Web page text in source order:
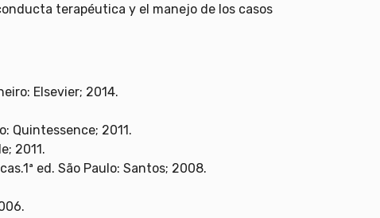
terapéutica y el manejo de los casos
Elsevier; 2014.
Quintessence; 2011.
2011.
ed. São Paulo: Santos; 2008.